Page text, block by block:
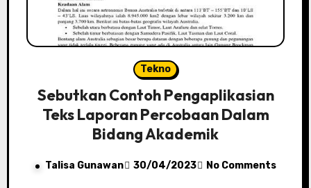
Tekno
Sebutkan Contoh Pengaplikasian
Teks Laporan Percobaan Dalam
Bidang Akademik
Talisa Gunawan 30/04/2023 No Comments